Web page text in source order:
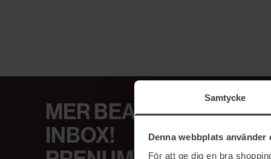
Samtycke
Denna webbplats använder
För att ge dig en bra
MER BEAUTY I DIN
INBOX!